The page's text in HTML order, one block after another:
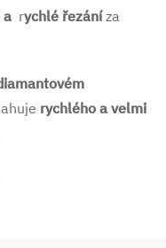
a rychlé řezáníza
rychlého a velmi